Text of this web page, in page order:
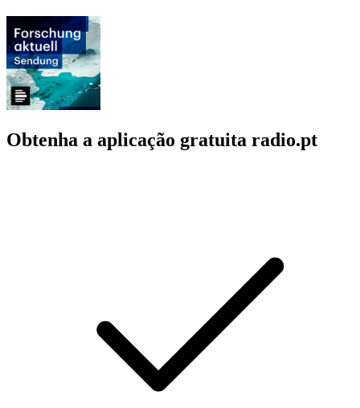
Obtenha a aplicação gratuita radio.pt